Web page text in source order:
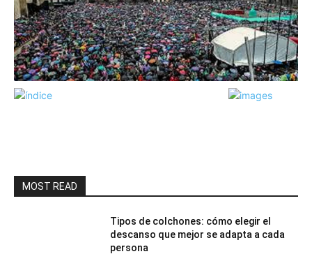
MOST READ
Tipos de colchones: cómo elegir el
descanso que mejor se adapta a cada
persona